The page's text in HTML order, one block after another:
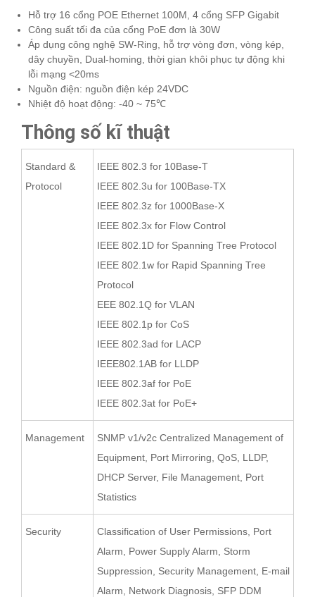
Hỗ trợ 16 cổng POE Ethernet 100M, 4 cổng SFP Gigabit
Công suất tối đa của cổng PoE đơn là 30W
Áp dụng công nghệ SW-Ring, hỗ trợ vòng đơn, vòng kép,
dây chuyền, Dual-homing, thời gian khôi phục tự động khi
lỗi mạng <20ms
Nguồn điện: nguồn điện kép 24VDC
Nhiệt độ hoạt động: -40 ~ 75℃
Thông số kĩ thuật
Standard &
Protocol
IEEE 802.3 for 10Base-T
IEEE 802.3u for 100Base-TX
IEEE 802.3z for 1000Base-X
IEEE 802.3x for Flow Control
IEEE 802.1D for Spanning Tree Protocol
IEEE 802.1w for Rapid Spanning Tree
Protocol
EEE 802.1Q for VLAN
IEEE 802.1p for CoS
IEEE 802.3ad for LACP
IEEE802.1AB for LLDP
IEEE 802.3af for PoE
IEEE 802.3at for PoE+
Management
SNMP v1/v2c Centralized Management of
Equipment, Port Mirroring, QoS, LLDP,
DHCP Server, File Management, Port
Statistics
Security
Classification of User Permissions, Port
Alarm, Power Supply Alarm, Storm
Suppression, Security Management, E-mail
Alarm, Network Diagnosis, SFP DDM